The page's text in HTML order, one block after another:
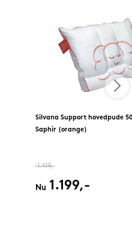
Silvana Support hovedpude
Saphir (orange)
1.419,-
Nu 1.199,-